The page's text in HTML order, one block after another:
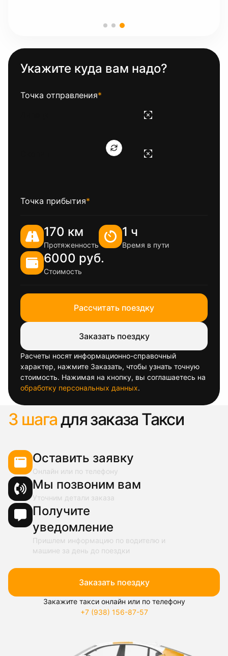
Укажите куда вам надо?
Точка отправления*
Точка прибытия*
170 км
Протяженность
1 ч
Время в пути
6000 руб.
Стоимость
Рассчитать поездку
Заказать поездку
Расчеты носят информационно-справочный
характер, нажмите Заказать, чтобы узнать точную
стоимость. Нажимая на кнопку, вы соглашаетесь на
обработку персональных данных.
3 шагадля заказа Такси
Оставить заявку
Онлайн или по телефону
Мы позвоним вам
Уточним детали заказа
Получите
уведомление
Пришлем информацию по водителю и
машине за день до поездки
Заказать поездку
Закажите такси онлайн или по телефону
+7 (938) 156-87-57